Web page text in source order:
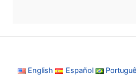
English Español